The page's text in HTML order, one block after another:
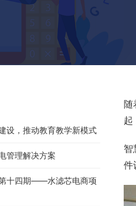
随
起
智
件
设，推动教育教学新模式
管理解决方案
十四期——水滤芯电商项